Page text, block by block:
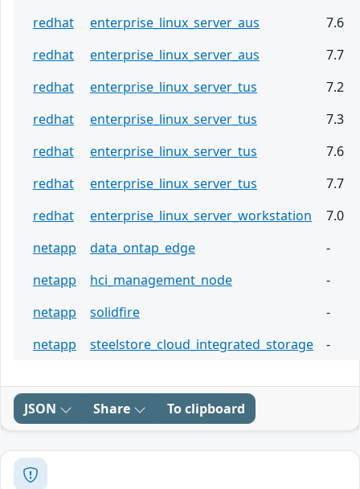
redhat enterprise_linux_server_aus
7.6
redhat
enterprise_linux_server_aus
7.7
redhat
enterprise_linux_server_tus
7.2
redhat
enterprise_linux_server_tus
7.3
redhat
enterprise_linux_server_tus
7.6
redhat
enterprise_linux_server_tus
7.7
redhat
enterprise_linux_server_workstation
7.0
netapp
data_ontap_edge
-
netapp
hci_management_node
-
netapp
solidfire
-
netapp
steelstore_cloud_integrated_storage -
JSON Share To clipboard